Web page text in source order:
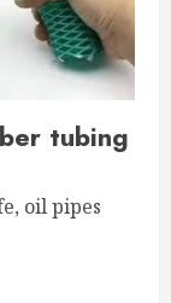
tubing
oil pipes